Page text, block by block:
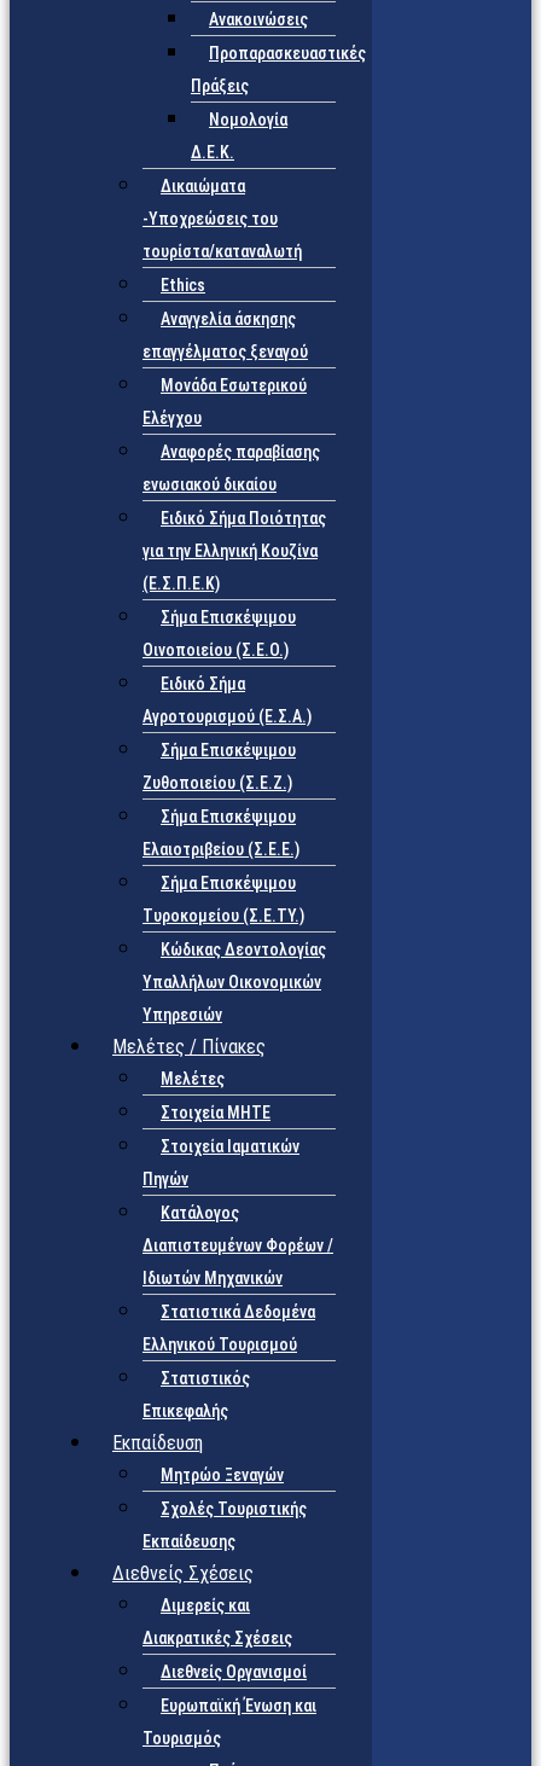
Ανακοινώσεις
Προπαρασκευαστικές
Πράξεις
Νομολογία
Δ.Ε.Κ.
Δικαιώματα
-Υποχρεώσεις του
τουρίστα/καταναλωτή
Ethics
Αναγγελία άσκησης
επαγγέλματος ξεναγού
Μονάδα Εσωτερικού
Ελέγχου
Αναφορές παραβίασης
ενωσιακού δικαίου
Ειδικό Σήμα Ποιότητας
για την Ελληνική Κουζίνα
(Ε.Σ.Π.Ε.Κ)
Σήμα Επισκέψιμου
Οινοποιείου (Σ.Ε.Ο.)
Ειδικό Σήμα
Αγροτουρισμού (Ε.Σ.Α.)
Σήμα Επισκέψιμου
Ζυθοποιείου (Σ.Ε.Ζ.)
Σήμα Επισκέψιμου
Ελαιοτριβείου (Σ.Ε.Ε.)
Σήμα Επισκέψιμου
Τυροκομείου (Σ.Ε.TY.)
Κώδικας Δεοντολογίας
Υπαλλήλων Οικονομικών
Υπηρεσιών
Μελέτες / Πίνακες
Μελέτες
Στοιχεία ΜΗΤΕ
Στοιχεία Ιαματικών
Πηγών
Κατάλογος
Διαπιστευμένων Φορέων /
Ιδιωτών Μηχανικών
Στατιστικά Δεδομένα
Ελληνικού Τουρισμού
Στατιστικός
Επικεφαλής
Εκπαίδευση
Μητρώο Ξεναγών
Σχολές Τουριστικής
Εκπαίδευσης
Διεθνείς Σχέσεις
Διμερείς και
Διακρατικές Σχέσεις
Διεθνείς Οργανισμοί
Ευρωπαϊκή Ένωση και
Τουρισμός